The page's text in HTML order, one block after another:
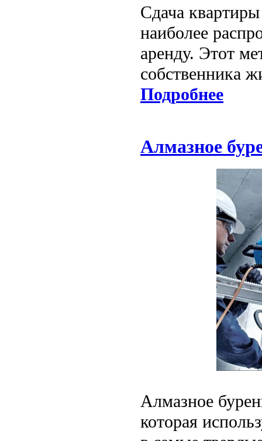
Сдача квартиры
наиболее
аренду. Этот
собственника
Подробнее
Алмазное
Алмазное
которая